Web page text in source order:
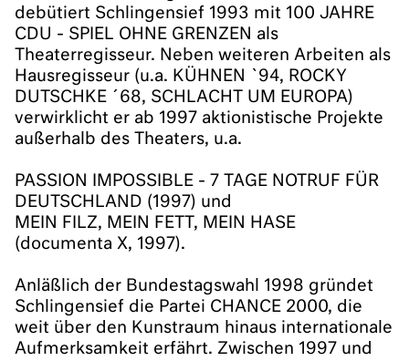
debütiert Schlingensief 1993 mit 100 JAHRE
CDU - SPIEL OHNE GRENZEN als
Theaterregisseur. Neben weiteren Arbeiten als
Hausregisseur (u.a. KÜHNEN `94, ROCKY
DUTSCHKE ´68, SCHLACHT UM EUROPA)
verwirklicht er ab 1997 aktionistische Projekte
außerhalb des Theaters, u.a.
PASSION IMPOSSIBLE - 7 TAGE NOTRUF FÜR
DEUTSCHLAND (1997) und
MEIN FILZ, MEIN FETT, MEIN HASE
(documenta X, 1997).
Anläßlich der Bundestagswahl 1998 gründet
Schlingensief die Partei CHANCE 2000, die
weit über den Kunstraum hinaus internationale
Aufmerksamkeit erfährt. Zwischen 1997 und